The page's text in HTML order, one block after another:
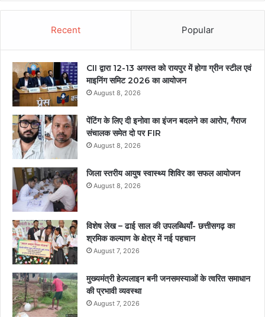
Recent Popular
CII द्वारा 12-13 अगस्त को रायपुर में होगा ग्रीन स्टील एवं
माइनिंग समिट 2026 का आयोजन
August 8, 2026
पेंटिंग के लिए दी इनोवा का इंजन बदलने का आरोप, गैराज
संचालक समेत दो पर FIR
August 8, 2026
जिला स्तरीय आयुष स्वास्थ्य शिविर का सफल आयोजन
August 8, 2026
विशेष लेख – ढाई साल की उपलब्धियाँ- छत्तीसगढ़ का
श्रमिक कल्याण के क्षेत्र में नई पहचान
August 7, 2026
मुख्यमंत्री हेल्पलाइन बनी जनसमस्याओं के त्वरित समाधान
की प्रभावी व्यवस्था
August 7, 2026